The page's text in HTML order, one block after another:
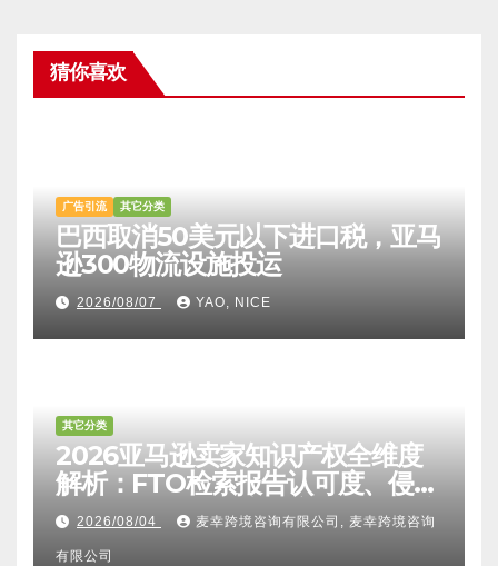
猜你喜欢
广告引流 其它分类
巴西取消50美元以下进口税，亚马
逊300物流设施投运
2026/08/07 YAO, NICE
其它分类
2026亚马逊卖家知识产权全维度
解析：FTO检索报告认可度、侵权
比对区别、TRO应诉方法及服务商
甄选避坑全攻略
2026/08/04 麦幸跨境咨询有限公司, 麦幸跨境咨询
有限公司